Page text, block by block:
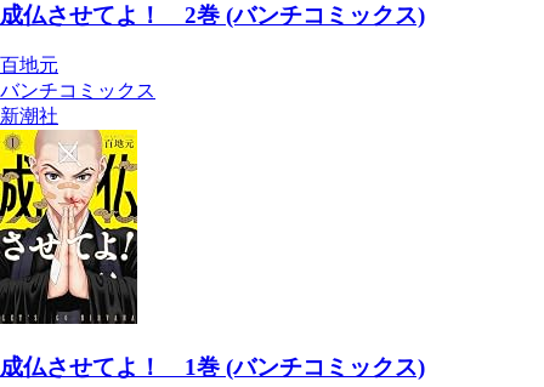
成仏させてよ！ 2巻 (バンチコミックス)
百地元
バンチコミックス
新潮社
成仏させてよ！ 1巻 (バンチコミックス)